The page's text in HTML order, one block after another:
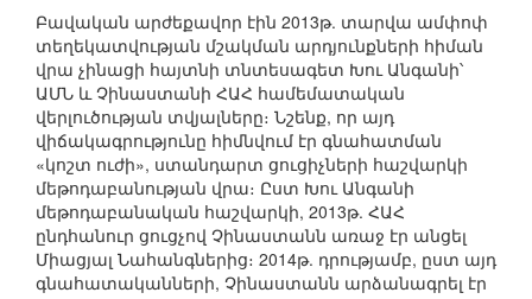
Բավական արժեքավոր էին 2013թ. տարվա ամփոփ
տեղեկատվության մշակման արդյունքների հիման
վրա չինացի հայտնի տնտեսագետ Խու Անգանի՝
ԱՄՆ և Չինաստանի ՀԱՀ համեմատական
վերլուծության տվյալները։ Նշենք, որ այդ
վիճակագրությունը հիմնվում էր գնահատման
«կոշտ ուժի», ստանդարտ ցուցիչների հաշվարկի
մեթոդաբանության վրա։ Ըստ Խու Անգանի
մեթոդաբանական հաշվարկի, 2013թ. ՀԱՀ
ընդհանուր ցուցչով Չինաստանն առաջ էր անցել
Միացյալ Նահանգներից։ 2014թ. դրությամբ, ըստ այդ
գնահատականների, Չինաստանն արձանագրել էր